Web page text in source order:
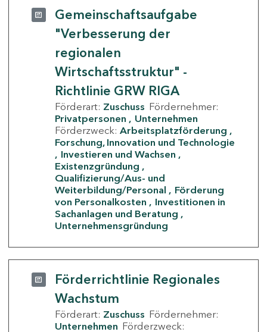
Gemeinschaftsaufgabe
"Verbesserung der
regionalen
Wirtschaftsstruktur" -
Richtlinie GRW RIGA
Förderart: Zuschuss Fördernehmer:
Privatpersonen
Unternehmen
Förderzweck: Arbeitsplatzförderung
Forschung, Innovation und Technologie
Investieren und Wachsen
Existenzgründung
Qualifizierung/Aus- und
Weiterbildung/Personal
Förderung
von Personalkosten
Investitionen in
Sachanlagen und Beratung
Unternehmensgründung
Förderrichtlinie Regionales
Wachstum
Förderart: Zuschuss Fördernehmer:
Unternehmen Förderzweck: